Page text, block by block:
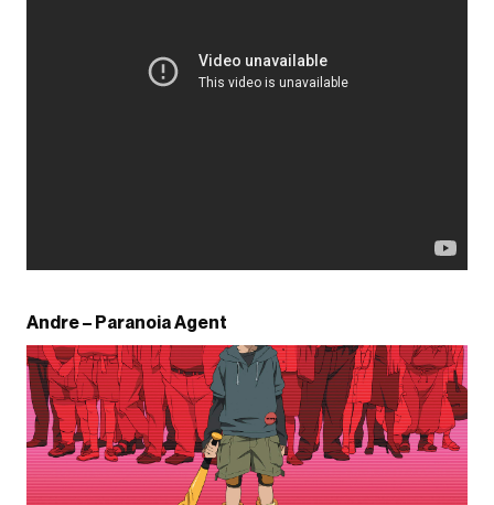
Andre – Paranoia Agent